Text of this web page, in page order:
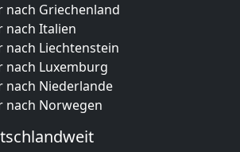
nach Griechenland
nach Italien
nach Liechtenstein
nach Luxemburg
nach Niederlande
nach Norwegen